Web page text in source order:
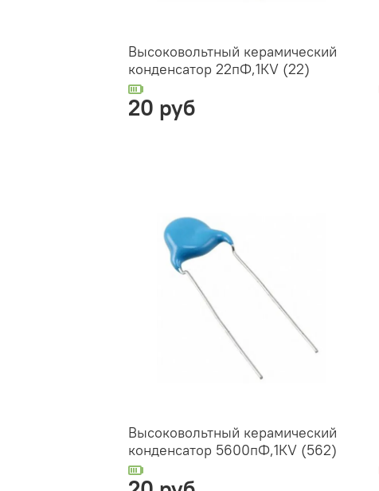
Высоковольтный керамический
конденсатор 22пФ,1КV (22)
20 руб
Высоковольтный керамический
конденсатор 5600пФ,1КV (562)